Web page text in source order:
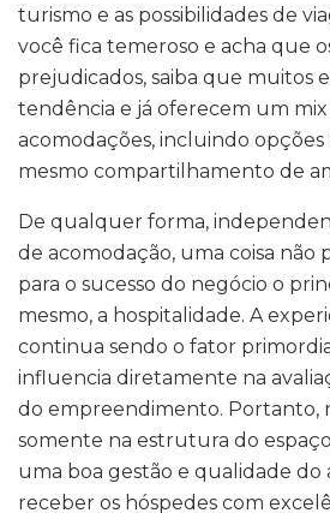
turismo e as possibilidades de
você fica temeroso e acha que
prejudicados, saiba que muitos
tendência e já oferecem um mix
acomodações, incluindo opções
mesmo compartilhamento de
De qualquer forma,
de acomodação, uma coisa não
para o sucesso do negócio o
mesmo, a hospitalidade. A
continua sendo o fator
influencia diretamente na
do empreendimento. Portanto,
somente na estrutura do
uma boa gestão e qualidade
receber os hóspedes com